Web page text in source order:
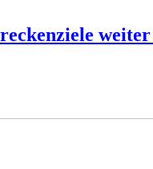
weiter